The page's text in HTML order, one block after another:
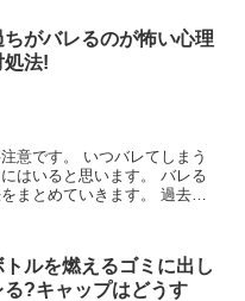
がバレるのが怖い心理
処法!
意です。 いつバレてしまう
はいると思います。 バレる
まとめていきます。 過去の
ルを燃えるゴミに出し
る?キャップはどうす